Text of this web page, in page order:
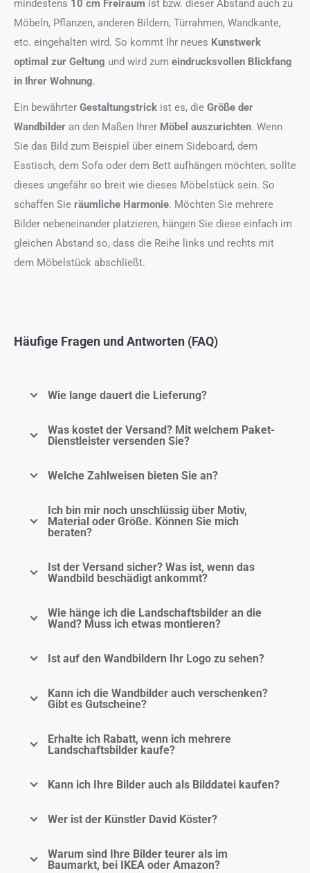
mindestens 10 cm Freiraum ist bzw. dieser Abstand auch zu
Möbeln, Pflanzen, anderen Bildern, Türrahmen, Wandkante,
etc. eingehalten wird. So kommt Ihr neues Kunstwerk
optimal zur Geltung und wird zum eindrucksvollen Blickfang
in Ihrer Wohnung.
Ein bewährter Gestaltungstrick ist es, die Größe der
Wandbilder an den Maßen Ihrer Möbel auszurichten. Wenn
Sie das Bild zum Beispiel über einem Sideboard, dem
Esstisch, dem Sofa oder dem Bett aufhängen möchten, sollte
dieses ungefähr so breit wie dieses Möbelstück sein. So
schaffen Sie räumliche Harmonie. Möchten Sie mehrere
Bilder nebeneinander platzieren, hängen Sie diese einfach im
gleichen Abstand so, dass die Reihe links und rechts mit
dem Möbelstück abschließt.
Häufige Fragen und Antworten (FAQ)
Wie lange dauert die Lieferung?
Was kostet der Versand? Mit welchem Paket-
Dienstleister versenden Sie?
Welche Zahlweisen bieten Sie an?
Ich bin mir noch unschlüssig über Motiv,
Material oder Größe. Können Sie mich
beraten?
Ist der Versand sicher? Was ist, wenn das
Wandbild beschädigt ankommt?
Wie hänge ich die Landschaftsbilder an die
Wand? Muss ich etwas montieren?
Ist auf den Wandbildern Ihr Logo zu sehen?
Kann ich die Wandbilder auch verschenken?
Gibt es Gutscheine?
Erhalte ich Rabatt, wenn ich mehrere
Landschaftsbilder kaufe?
Kann ich Ihre Bilder auch als Bilddatei kaufen?
Wer ist der Künstler David Köster?
Warum sind Ihre Bilder teurer als im
Baumarkt, bei IKEA oder Amazon?